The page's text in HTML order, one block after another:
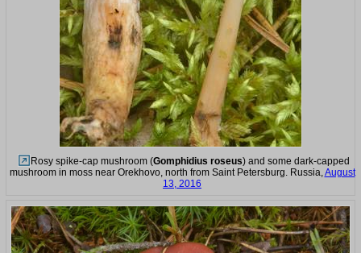
Rosy spike-cap mushroom (Gomphidius roseus) and some dark-capped
mushroom in moss near Orekhovo, north from Saint Petersburg. Russia, August
13, 2016